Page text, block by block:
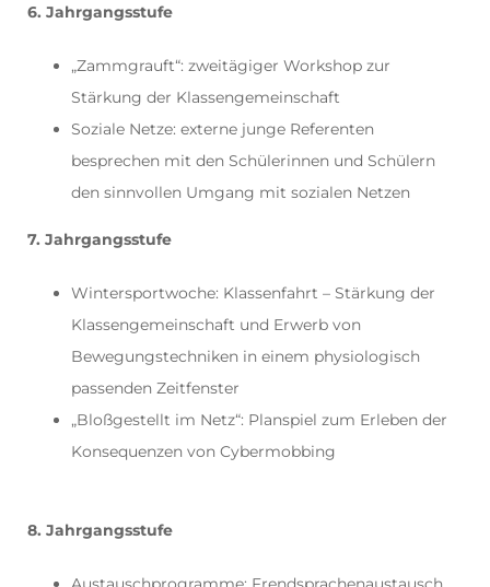
6. Jahrgangsstufe
„Zammgrauft“: zweitägiger Workshop zur
Stärkung der Klassengemeinschaft
Soziale Netze: externe junge Referenten
besprechen mit den Schülerinnen und Schülern
den sinnvollen Umgang mit sozialen Netzen
7. Jahrgangsstufe
Wintersportwoche: Klassenfahrt – Stärkung der
Klassengemeinschaft und Erwerb von
Bewegungstechniken in einem physiologisch
passenden Zeitfenster
„Bloßgestellt im Netz“: Planspiel zum Erleben der
Konsequenzen von Cybermobbing
8. Jahrgangsstufe